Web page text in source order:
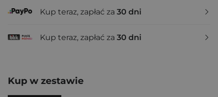
Kup teraz, zapłać za 30 dni
Kup teraz, zapłać za 30 dni
Kup w zestawie